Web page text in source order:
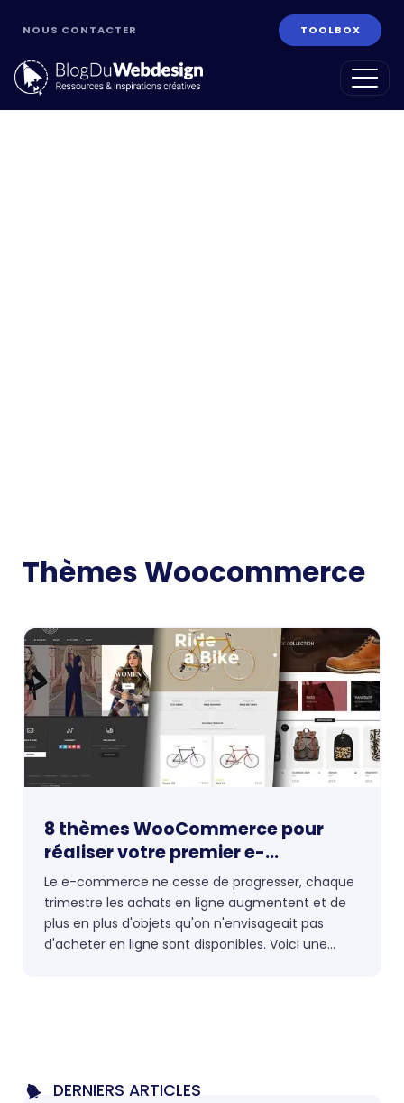
NOUS CONTACTER TOOLBOX
Thèmes Woocommerce
8 thèmes WooCommerce pour
réaliser votre premier e-
commerce !
Le e-commerce ne cesse de progresser, chaque
trimestre les achats en ligne augmentent et de
plus en plus d'objets qu'on n'envisageait pas
d'acheter en ligne sont disponibles. Voici une
DERNIERS ARTICLES